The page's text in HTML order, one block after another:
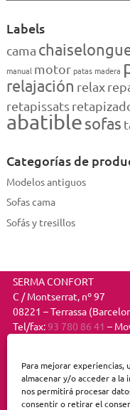
Para mejorar experiencias,
almacenar y/o acceder a
nos permitirá procesar
consentir o retirar el
Labels
cama
manual motor patas madera
relajación relax
retapissats
abatiblesofas
Categorías de
Modelos antiguos
Sofas cama
Sofás y tresillos
SERMA CONFORT
C / Montserrat, nº 97
08221 – Terrassa
Tel/fax: 93 780 86 41 –
Aviso legal
Política de privacidad
Política de cookies